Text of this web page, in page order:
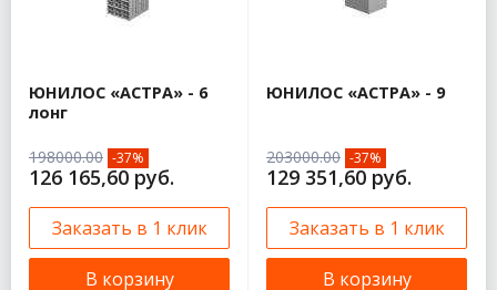
ЮНИЛОС «АСТРА» - 6
лонг
198000.00 -37%
126 165,60 руб.
Заказать в 1 клик
В корзину
ЮНИЛОС «АСТРА» - 9
203000.00 -37%
129 351,60 руб.
Заказать в 1 клик
В корзину